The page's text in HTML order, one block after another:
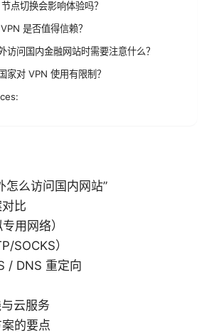
点切换会影响体验吗？
是否值得信赖？
访问国内金融网站时需要注意什么？
家对 VPN 使用有限制？
怎么访问国内网站”
比
用网络）
SOCKS）
/ DNS 重定向
云服务
的要点